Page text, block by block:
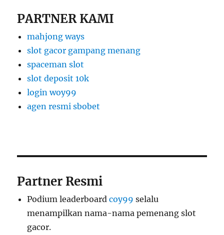
PARTNER KAMI
mahjong ways
slot gacor gampang menang
spaceman slot
slot deposit 10k
login woy99
agen resmi sbobet
Partner Resmi
Podium leaderboardcoy99 selalu
menampilkan nama-nama pemenang slot
gacor.